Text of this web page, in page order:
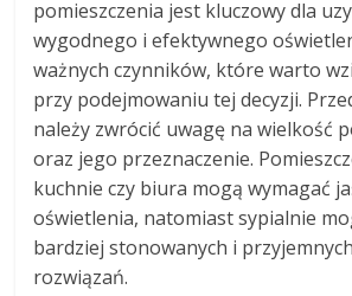
pomieszczenia jest kluczowy dla
wygodnego i efektywnego
ważnych czynników, które warto
przy podejmowaniu tej decyzji.
należy zwrócić uwagę na wielkość
oraz jego przeznaczenie.
kuchnie czy biura mogą wymagać
oświetlenia, natomiast sypialnie
bardziej stonowanych i
rozwiązań.